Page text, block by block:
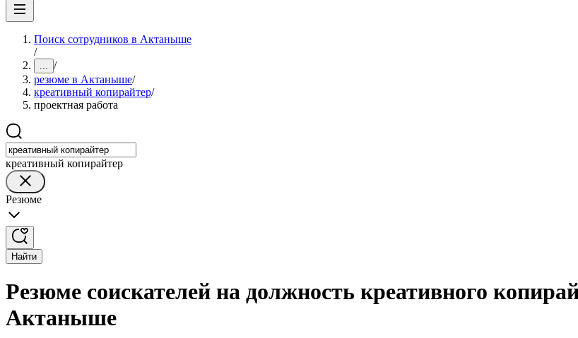
Поиск сотрудников в Актаныше
/
... /
резюме в Актаныше/
креативный копирайтер/
проектная работа
креативный копирайтер
Резюме
Найти
Резюме соискателей на должность креативного
Актаныше